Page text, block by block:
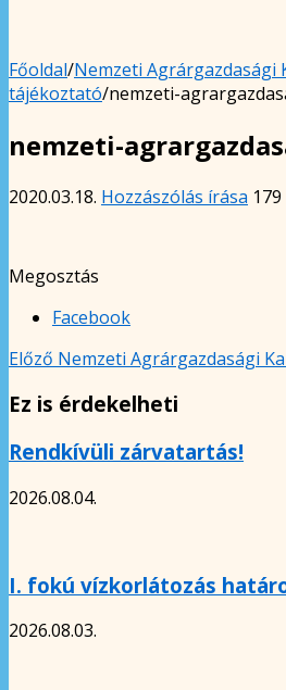
Főoldal/Nemzeti Agrárgazdasági
tájékoztató/nemzeti-
nemzeti-
2020.03.18. Hozzászólás írása
Megosztás
Facebook
Előző Nemzeti Agrárgazdasági
Ez is érdekelheti
Rendkívüli zárvatartás!
2026.08.04.
I. fokú vízkorlátozás
2026.08.03.